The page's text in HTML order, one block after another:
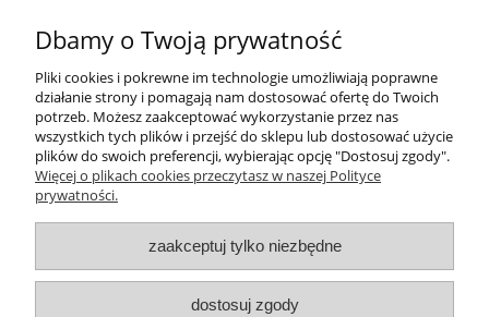
wyślij
Pomoc
Moje konto
Płatności i dostawa
Dbamy o Twoją prywatność
Pliki cookies i pokrewne im technologie umożliwiają poprawne
działanie strony i pomagają nam dostosować ofertę do Twoich
potrzeb. Możesz zaakceptować wykorzystanie przez nas
wszystkich tych plików i przejść do sklepu lub dostosować użycie
plików do swoich preferencji, wybierając opcję "Dostosuj zgody".
Więcej o plikach cookies przeczytasz w naszej Polityce
prywatności.
zaakceptuj tylko niezbędne
dostosuj zgody